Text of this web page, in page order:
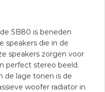
SB80 is beneden
speakers die in de
speakers zorgen voor
perfect stereo beeld.
de lage tonen is de
woofer radiator in